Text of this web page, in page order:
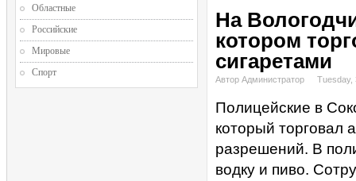
На
котором
сигаретами
Автор Администратор Tuesday,
Полицейские в
который торговал
разрешений. В
водку и пиво.
Областные
Российские
Мировые
Спорт